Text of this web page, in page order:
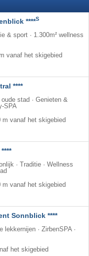
****S
& sport · 1.300m² wellness
vanaf het skigebied
****
stad · Genieten &
SPA
m vanaf het skigebied
· Traditie · Wellness
m vanaf het skigebied
Sonnblick ****
lekkernijen · ZirbenSPA ·
het skigebied